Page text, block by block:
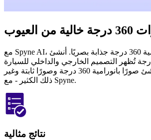
العيوب
مع Spyne AI، أنشئ صورًا بانورامية 360 درجة جذابة بصريًا. أنشئ
بانورامية 360 درجة تُظهر التصميم الخارجي والداخلي للسيارة
التي تعمل عليها. أنشئ صورًا بانورامية 360 درجة وصورًا ثابتة وغير
ذلك الكثير - مع Spyne.
نتائج مثالية